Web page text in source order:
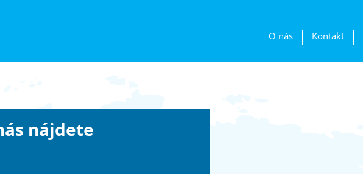
O nás Kontakt
nájdete